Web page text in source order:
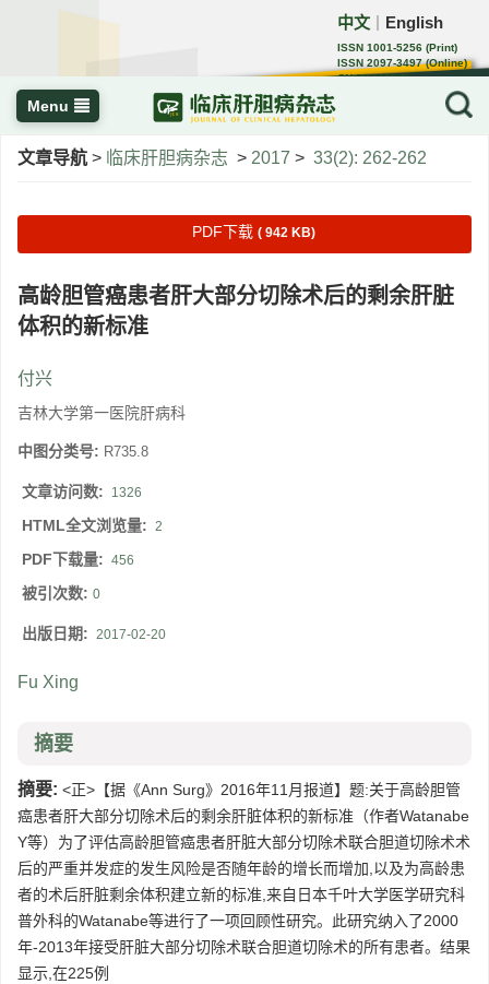
中文 English
ISSN 1001-5256 (Print)
ISSN 2097-3497 (Online)
CN 22-1108/R
Menu
文章导航 > 临床肝胆病杂志 > 2017 > 33(2): 262-262
PDF下载 ( 942 KB)
高龄胆管癌患者肝大部分切除术后的剩余肝脏
体积的新标准
付兴
吉林大学第一医院肝病科
中图分类号: R735.8
文章访问数: 1326
HTML全文浏览量: 2
PDF下载量: 456
被引次数: 0
出版日期: 2017-02-20
Fu Xing
摘要
摘要: <正>【据《Ann Surg》2016年11月报道】题:关于高龄胆管
癌患者肝大部分切除术后的剩余肝脏体积的新标准（作者Watanabe
Y等）为了评估高龄胆管癌患者肝脏大部分切除术联合胆道切除术术
后的严重并发症的发生风险是否随年龄的增长而增加,以及为高龄患
者的术后肝脏剩余体积建立新的标准,来自日本千叶大学医学研究科
普外科的Watanabe等进行了一项回顾性研究。此研究纳入了2000
年-2013年接受肝脏大部分切除术联合胆道切除术的所有患者。结果
显示,在225例